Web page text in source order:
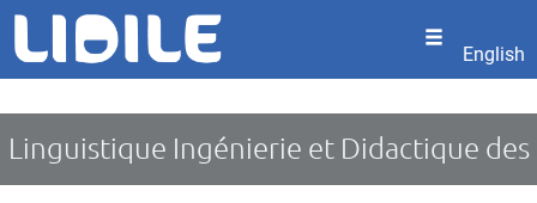
Panneau de gestion des cookies
Aller
contenu
English
Linguistique Ingénierie et Didactique des